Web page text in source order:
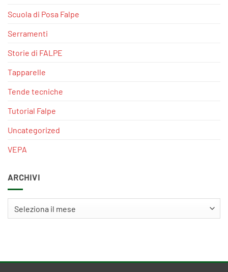
Scuola di Posa Falpe
Serramenti
Storie di FALPE
Tapparelle
Tende tecniche
Tutorial Falpe
Uncategorized
VEPA
ARCHIVI